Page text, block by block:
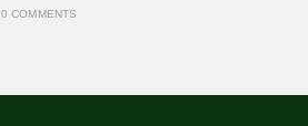
0 COMMENTS